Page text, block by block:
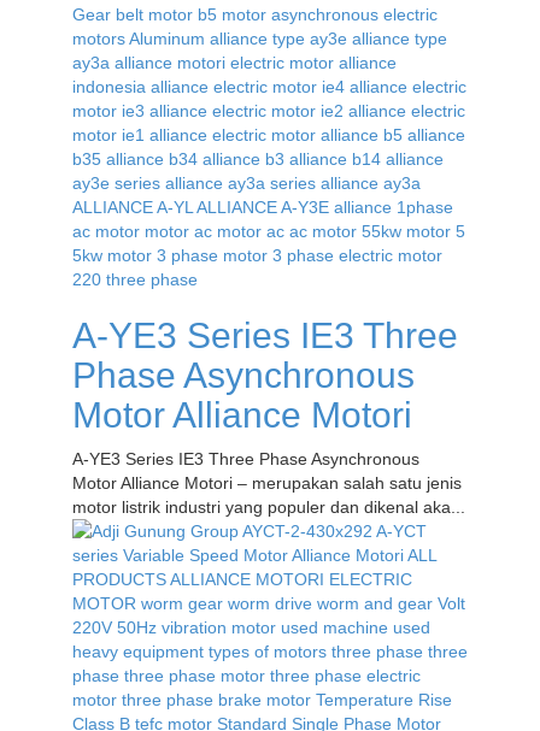
A-YE3 Series IE3 Three
Phase Asynchronous
Motor Alliance Motori
A-YE3 Series IE3 Three Phase Asynchronous
Motor Alliance Motori – merupakan salah satu jenis
motor listrik industri yang populer dan dikenal aka...